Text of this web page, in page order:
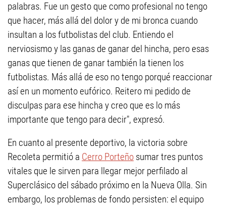
palabras. Fue un gesto que como profesional no tengo
que hacer, más allá del dolor y de mi bronca cuando
insultan a los futbolistas del club. Entiendo el
nerviosismo y las ganas de ganar del hincha, pero esas
ganas que tienen de ganar también la tienen los
futbolistas. Más allá de eso no tengo porqué reaccionar
así en un momento eufórico. Reitero mi pedido de
disculpas para ese hincha y creo que es lo más
importante que tengo para decir", expresó.
En cuanto al presente deportivo, la victoria sobre
Recoleta permitió a Cerro Porteño sumar tres puntos
vitales que le sirven para llegar mejor perfilado al
Superclásico del sábado próximo en la Nueva Olla. Sin
embargo, los problemas de fondo persisten: el equipo